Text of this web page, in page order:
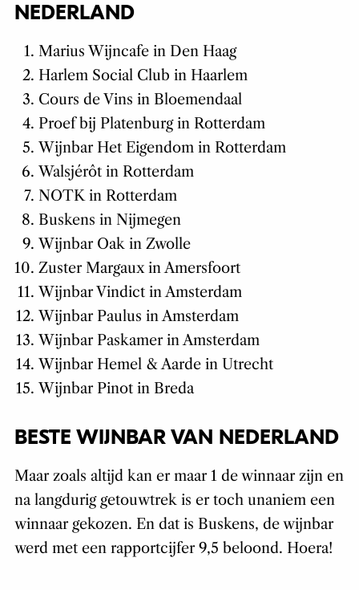
NEDERLAND
Marius Wijncafe in Den Haag
Harlem Social Club in Haarlem
Cours de Vins in Bloemendaal
Proef bij Platenburg in Rotterdam
Wijnbar Het Eigendom in Rotterdam
Walsjérôt in Rotterdam
NOTK in Rotterdam
Buskens in Nijmegen
Wijnbar Oak in Zwolle
Zuster Margaux in Amersfoort
Wijnbar Vindict in Amsterdam
Wijnbar Paulus in Amsterdam
Wijnbar Paskamer in Amsterdam
Wijnbar Hemel & Aarde in Utrecht
Wijnbar Pinot in Breda
BESTE WIJNBAR VAN NEDERLAND
Maar zoals altijd kan er maar 1 de winnaar zijn en
na langdurig getouwtrek is er toch unaniem een
winnaar gekozen. En dat is Buskens, de wijnbar
werd met een rapportcijfer 9,5 beloond. Hoera!